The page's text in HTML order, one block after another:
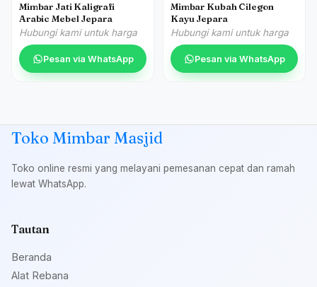
Mimbar Jati Kaligrafi
Arabic Mebel Jepara
Hubungi kami untuk harga
Pesan via WhatsApp
Mimbar Kubah Cilegon
Kayu Jepara
Hubungi kami untuk harga
Pesan via WhatsApp
Toko Mimbar Masjid
Toko online resmi yang melayani pemesanan cepat dan ramah
lewat WhatsApp.
Tautan
Beranda
Alat Rebana